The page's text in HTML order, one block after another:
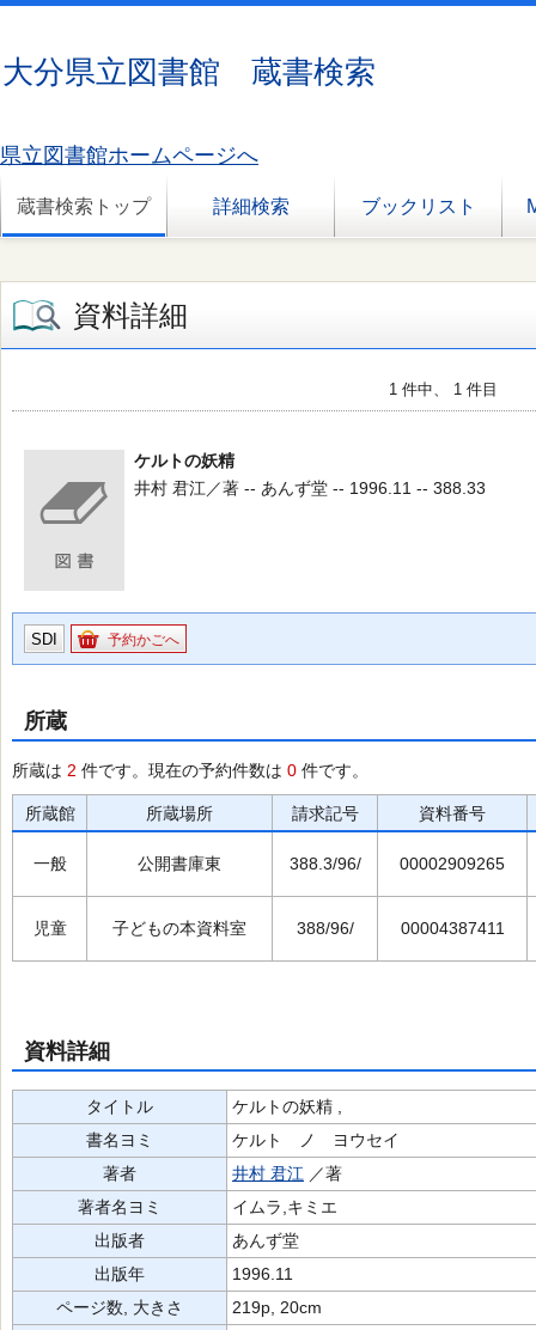
大分県立図書館 蔵書検索
県立図書館ホームページへ
蔵書検索トップ 詳細検索 ブックリスト
資料詳細
1 件中、 1 件目
ケルトの妖精
井村 君江／著 -- あんず堂 -- 1996.11 -- 388.33
SDI 予約かごへ
所蔵
所蔵は 2 件です。現在の予約件数は 0 件です。
所蔵館 所蔵場所 請求記号 資料番号
一般 公開書庫東 388.3/96/ 00002909265
児童 子どもの本資料室 388/96/ 00004387411
資料詳細
タイトル
ケルトの妖精 ,
書名ヨミ
ケルト ノ ヨウセイ
著者
井村 君江 ／著
著者名ヨミ
イムラ,キミエ
出版者
あんず堂
出版年
1996.11
ページ数, 大きさ
219p, 20cm